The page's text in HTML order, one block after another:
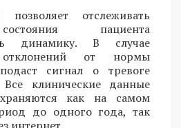
отслеживать
пациента
динамику. В случае
отклонений от нормы
сигнал о тревоге
клинические данные
как на самом
до одного года, так